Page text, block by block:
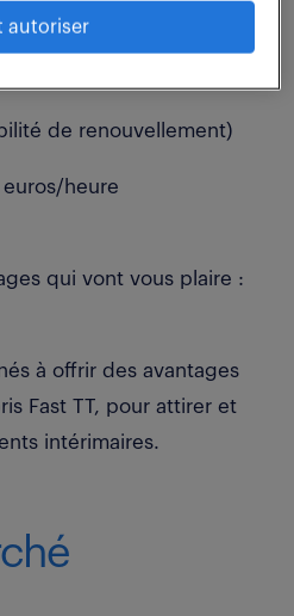
propose :
de renouvellement)
euros/heure
qui vont vous plaire :
à offrir des avantages
Fast TT, pour attirer et
intérimaires.
autoriser